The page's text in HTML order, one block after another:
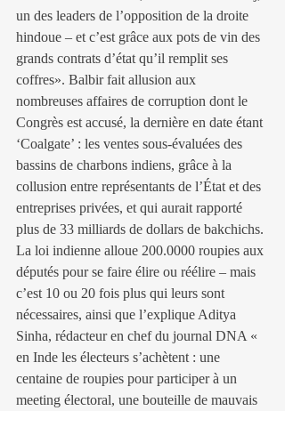
un des leaders de l’opposition de la droite
hindoue – et c’est grâce aux pots de vin des
grands contrats d’état qu’il remplit ses
coffres». Balbir fait allusion aux
nombreuses affaires de corruption dont le
Congrès est accusé, la dernière en date étant
‘Coalgate’ : les ventes sous-évaluées des
bassins de charbons indiens, grâce à la
collusion entre représentants de l’État et des
entreprises privées, et qui aurait rapporté
plus de 33 milliards de dollars de bakchichs.
La loi indienne alloue 200.0000 roupies aux
députés pour se faire élire ou réélire – mais
c’est 10 ou 20 fois plus qui leurs sont
nécessaires, ainsi que l’explique Aditya
Sinha, rédacteur en chef du journal DNA «
en Inde les électeurs s’achètent : une
centaine de roupies pour participer à un
meeting électoral, une bouteille de mauvais